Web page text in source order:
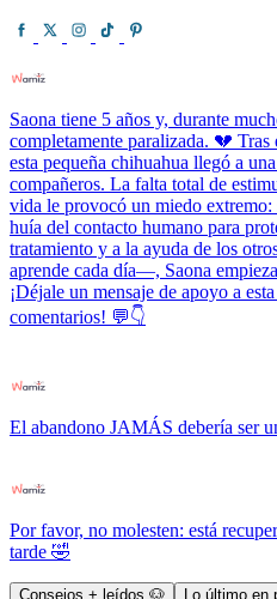
Saona tiene 5 años y, durante
completamente paralizada. 💔
esta pequeña chihuahua llegó a
compañeros. La falta total de
vida le provocó un miedo extremo:
huía del contacto humano para
tratamiento y a la ayuda de los
aprende cada día—, Saona
¡Déjale un mensaje de apoyo a
comentarios! 💬👇
El abandono JAMÁS debería ser
Por favor, no molesten: está
tarde 🤣
Consejos + leídos 🐶 Lo último en